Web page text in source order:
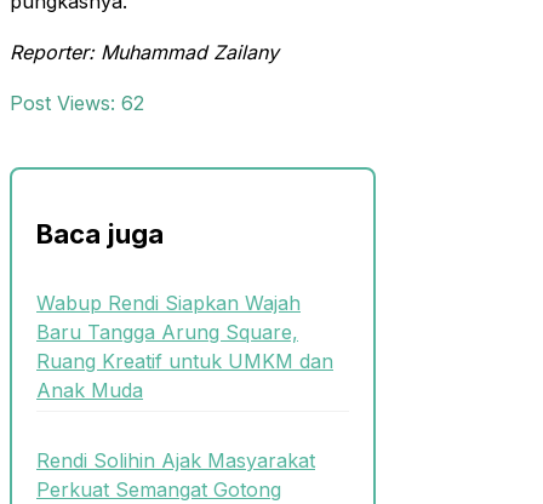
Reporter: Muhammad Zailany
Post Views: 62
Baca juga
Wabup Rendi Siapkan Wajah
Baru Tangga Arung Square,
Ruang Kreatif untuk UMKM dan
Anak Muda
Rendi Solihin Ajak Masyarakat
Perkuat Semangat Gotong